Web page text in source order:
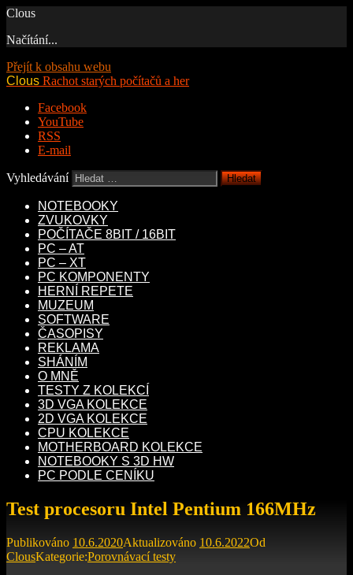
Clous
Načítání...
Přejít k obsahu webu
Clous Rachot starých počítačů a her
Facebook
YouTube
RSS
E-mail
Vyhledávání
NOTEBOOKY
ZVUKOVKY
POČÍTAČE 8BIT / 16BIT
PC – AT
PC – XT
PC KOMPONENTY
HERNÍ REPETE
MUZEUM
SOFTWARE
ČASOPISY
REKLAMA
SHÁNÍM
O MNĚ
TESTY Z KOLEKCÍ
3D VGA KOLEKCE
2D VGA KOLEKCE
CPU KOLEKCE
MOTHERBOARD KOLEKCE
NOTEBOOKY S 3D HW
PC PODLE CENÍKU
Test procesoru Intel Pentium 166MHz
Publikováno 10.6.2020Aktualizováno 10.6.2022Od
ClousKategorie:Porovnávací testy